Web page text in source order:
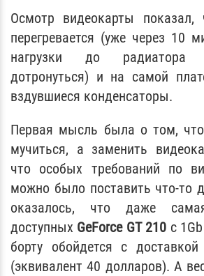
Осмотр видеокарты показал,
перегревается (уже через 10
нагрузки до радиатора
дотронуться) и на самой
вздувшиеся конденсаторы.
Первая мысль была о том,
мучиться, а заменить
что особых требований по
можно было поставить что-то
оказалось, что даже
доступных GeForce GT 210 с
борту обойдется с
(эквивалент 40 долларов). А